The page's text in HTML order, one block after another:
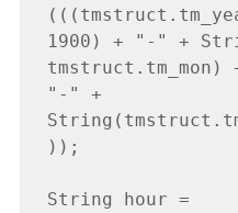
1900) + "-" +
tmstruct.tm_mon)
"-" +
));
String hour =